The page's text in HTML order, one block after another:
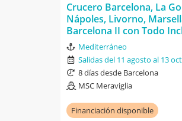
Crucero Barcelona, La
Nápoles, Livorno,
Barcelona II con Todo
Mediterráneo
Salidas del 11 agosto al 13
8 días desde Barcelona
MSC Meraviglia
Financiación disponible